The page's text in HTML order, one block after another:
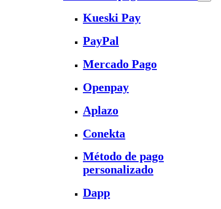
Kueski Pay
PayPal
Mercado Pago
Openpay
Aplazo
Conekta
Método de pago
personalizado
Dapp